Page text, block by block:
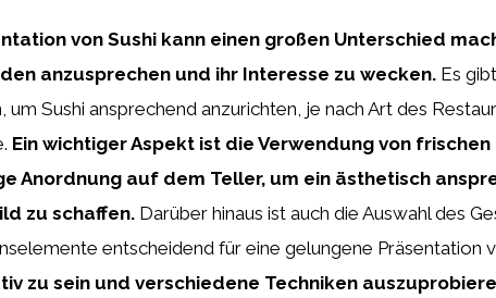
von Sushi kann einen großen Unterschied
anzusprechen und ihr Interesse zu wecken. Es
um Sushi ansprechend anzurichten, je nach Art des
Ein wichtiger Aspekt ist die Verwendung von
Anordnung auf dem Teller, um ein ästhetisch
zu schaffen. Darüber hinaus ist auch die Auswahl des
entscheidend für eine gelungene Präsentation
zu sein und verschiedene Techniken